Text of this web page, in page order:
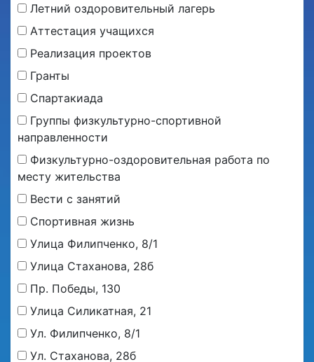
Летний оздоровительный лагерь
Аттестация учащихся
Реализация проектов
Гранты
Спартакиада
Группы физкультурно-спортивной
направленности
Физкультурно-оздоровительная работа по
месту жительства
Вести с занятий
Спортивная жизнь
Улица Филипченко, 8/1
Улица Стаханова, 28б
Пр. Победы, 130
Улица Силикатная, 21
Ул. Филипченко, 8/1
Ул. Стаханова, 28б